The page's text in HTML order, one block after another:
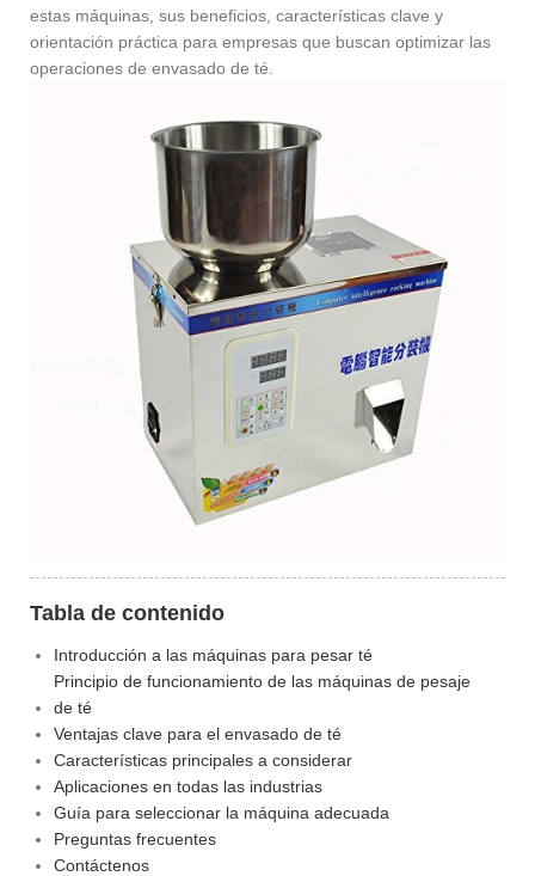
estas máquinas, sus beneficios, características clave y
orientación práctica para empresas que buscan optimizar las
operaciones de envasado de té.
Tabla de contenido
Introducción a las máquinas para pesar té
Principio de funcionamiento de las máquinas de pesaje
de té
Ventajas clave para el envasado de té
Características principales a considerar
Aplicaciones en todas las industrias
Guía para seleccionar la máquina adecuada
Preguntas frecuentes
Contáctenos